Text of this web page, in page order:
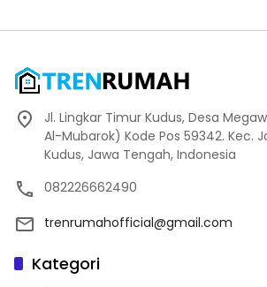
Jl. Lingkar Timur Kudus, Desa
Al-Mubarok) Kode Pos 59342. Kec.
Kudus, Jawa Tengah, Indonesia
082226662490
trenrumahofficial@gmail.com
Kategori